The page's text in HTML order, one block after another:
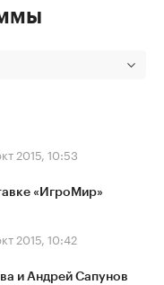
2015, 10:53
«ИгроМир»
2015, 10:42
и Андрей Сапунов